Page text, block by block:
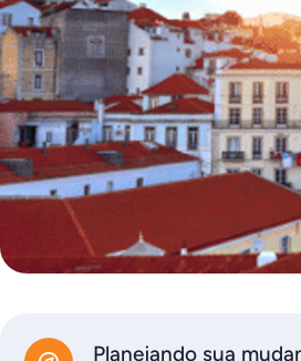
Planejando sua